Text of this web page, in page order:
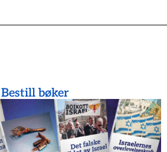
Bestill bøker